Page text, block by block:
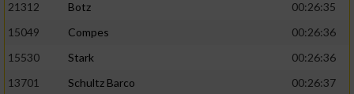
21312 Botz
00:26:35
15049
Compes
00:26:36
15530
Stark
00:26:36
13701
Schultz Barco
00:26:37